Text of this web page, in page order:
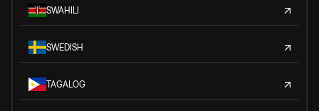
SWAHILI
SWEDISH
TAGALOG